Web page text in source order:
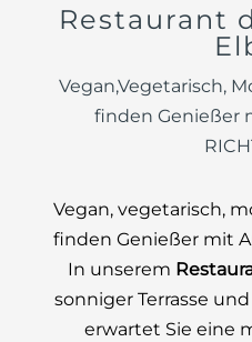
Restaurant
Vegan,Vegetarisch,
finden Genießer
Vegan, vegetarisch,
finden Genießer mit
In unserem
sonniger Terrasse
erwartet Sie eine